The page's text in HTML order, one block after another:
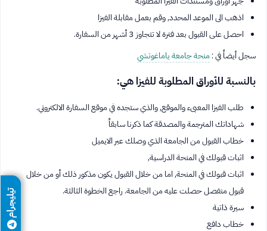
اذهب الى الموعد المحدد, وقم بعمل مقابلة الفيزا
احصل على القبول بعد فترة لا تتجاوز 3 أشهر من السفارة.
سجل أيضاً في :منحة جامعة ياماغوتشي
بالنسبة للأوراق المطلوبة للفيزا هي:
طلب الفيزا المعبىء والموقع, والذي ستجده في موقع السفارة الالكتروني.
شهاداتك المترجمة والمصدقة كما ذكرنا سابقاً
خطاب القبول من الجامعة الذي وصلك عبر الايميل
اثبات قبولك في المنحة الدراسية,
اثبات قبولك في المنحة, اما من خلال القبول يكون مذكور ذلك أو من خلال
قبول منفصل حصلت عليه من الجامعة. راجع الخطوة الثالثة.
سيرة ذاتية
خطاب دافع
تيليجرام